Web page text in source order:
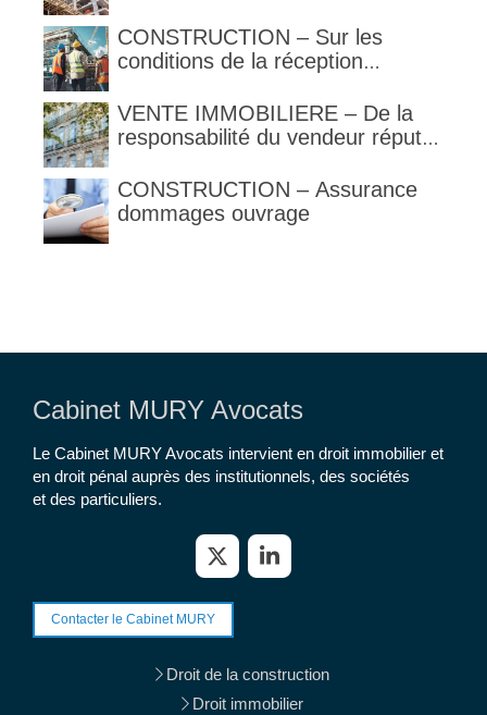
l’architecte supporte une
obligation de contrôle étendu
CONSTRUCTION – Sur les
conditions de la réception
VENTE IMMOBILIERE – De la
responsabilité du vendeur réputé
1792 et suivants du code civil
CONSTRUCTION – Assurance
dommages ouvrage
Cabinet MURY Avocats
Le Cabinet MURY Avocats intervient en droit immobilier et
en droit pénal auprès des institutionnels, des sociétés
et des particuliers.
Contacter le Cabinet MURY
Droit de la construction
Droit immobilier